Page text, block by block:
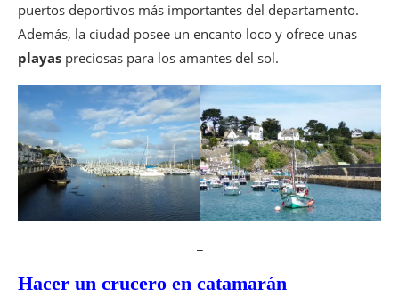
puertos deportivos más importantes del departamento.
Además, la ciudad posee un encanto loco y ofrece unas
playas preciosas para los amantes del sol.
Hacer un crucero en catamarán